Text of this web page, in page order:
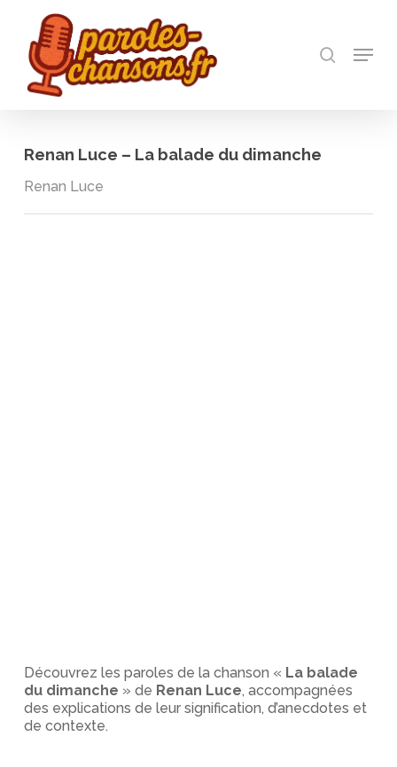
main
content
Menu
Renan Luce – La balade du dimanche
Renan Luce
Découvrez les paroles de la chanson « La balade
du dimanche » de Renan Luce, accompagnées
des explications de leur signification, d’anecdotes et
de contexte.
Close